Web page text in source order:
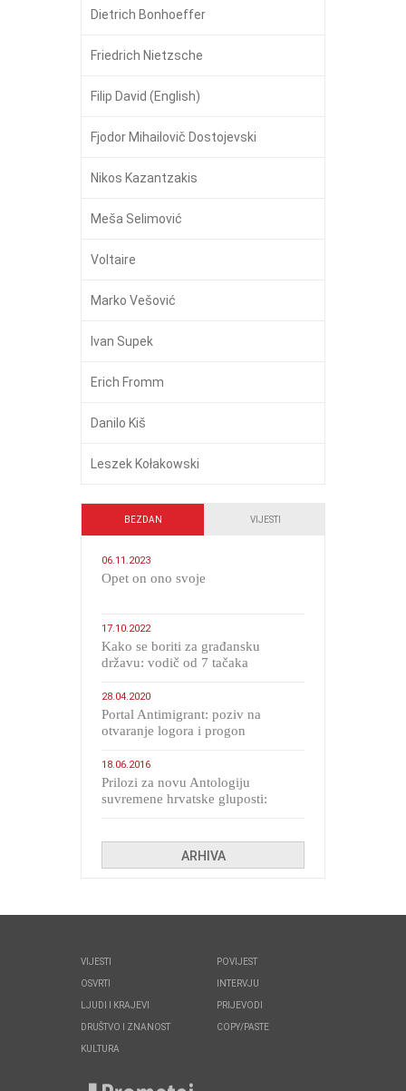
Dietrich Bonhoeffer
Friedrich Nietzsche
Filip David (English)
Fjodor Mihailovič Dostojevski
Nikos Kazantzakis
Meša Selimović
Voltaire
Marko Vešović
Ivan Supek
Erich Fromm
Danilo Kiš
Leszek Kołakowski
BEZDAN VIJESTI
06.11.2023
​Opet on ono svoje
17.10.2022
Kako se boriti za građansku
državu: vodič od 7 tačaka
28.04.2020
Portal Antimigrant: poziv na
otvaranje logora i progon
18.06.2016
Prilozi za novu Antologiju
suvremene hrvatske gluposti:
ARHIVA
VIJESTI
OSVRTI
LJUDI I KRAJEVI
DRUŠTVO I ZNANOST
KULTURA
POVIJEST
INTERVJU
PRIJEVODI
COPY/PASTE